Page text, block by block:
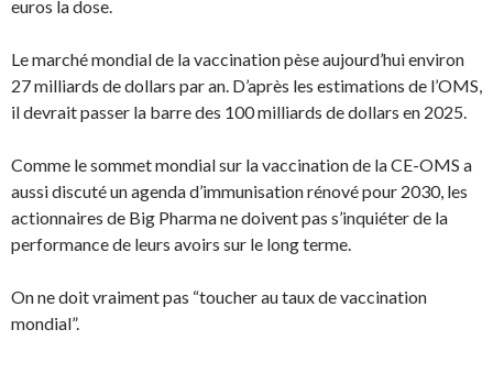
euros la dose.
Le marché mondial de la vaccination pèse aujourd’hui environ
27 milliards de dollars par an. D’après les estimations de l’OMS,
il devrait passer la barre des 100 milliards de dollars en 2025.
Comme le sommet mondial sur la vaccination de la CE-OMS a
aussi discuté un agenda d’immunisation rénové pour 2030, les
actionnaires de Big Pharma ne doivent pas s’inquiéter de la
performance de leurs avoirs sur le long terme.
On ne doit vraiment pas “toucher au taux de vaccination
mondial”.